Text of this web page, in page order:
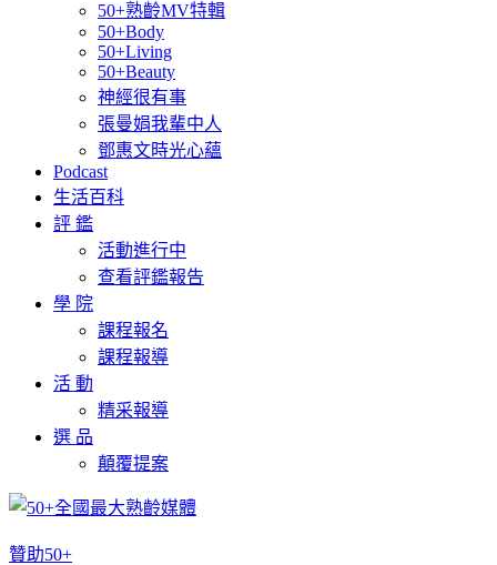
50+熟齡MV特輯
50+Body
50+Living
50+Beauty
神經很有事
張曼娟我輩中人
鄧惠文時光心蘊
Podcast
生活百科
評 鑑
活動進行中
查看評鑑報告
學 院
課程報名
課程報導
活 動
精采報導
選 品
顛覆提案
贊助50+